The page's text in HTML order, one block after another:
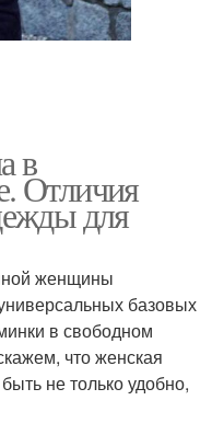
в
Отличия
для
женщины
базовых
в свободном
что женская
не только удобно,